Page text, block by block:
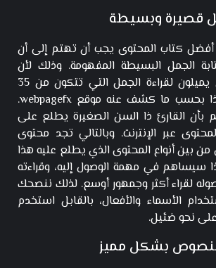
قصيرة وبسيطة
كتاب المحتوى يجب أن تهتم إلى أن
الجمل البسيطة المفهومة. وذلك لأن
معظم القراء الآن يميلون لقراءة الجمل التي تتكون من 35
كلمة أو أقل، وهذا بحسب ما كشف عنه موقع webpagefx.
بأن القارئ ذا السن الصغيرة يطلع على
عبر الإنترنت. وبالتالي تجد محتوى
من بين أنواع المحتوى الذي يطلع عليه هذا
سيساهم في مهمة الوصول إليه، وقراءته
لقراء أكثر وجمهور أوسع. لذلك ننصحك
الأسماء والأفعال، بالقابل استخدم
نحو ضئيل.
بشكل مميز